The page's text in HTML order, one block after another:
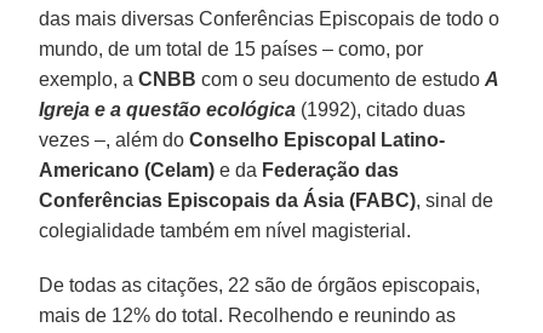
das mais diversas Conferências Episcopais de todo o
mundo, de um total de 15 países – como, por
exemplo, aCNBB com o seu documento de estudoA
Igreja e a questão ecológica (1992), citado duas
vezes –, além doConselho Episcopal Latino-
Americano (Celam) e da Federação das
Conferências Episcopais da Ásia (FABC), sinal de
colegialidade também em nível magisterial.
De todas as citações, 22 são de órgãos episcopais,
mais de 12% do total. Recolhendo e reunindo as